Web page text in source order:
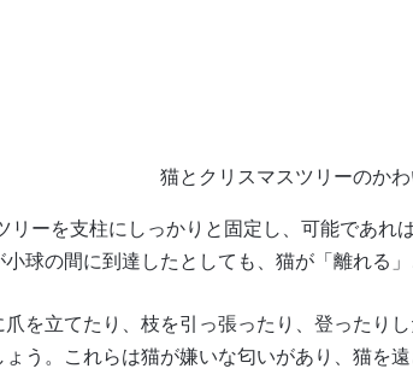
猫とクリスマスツリーのか
リーを支柱にしっかりと固定し、可能であれ
球の間に到達したとしても、猫が「離れる」
を立てたり、枝を引っ張ったり、登ったり
う。これらは猫が嫌いな匂いがあり、猫を遠